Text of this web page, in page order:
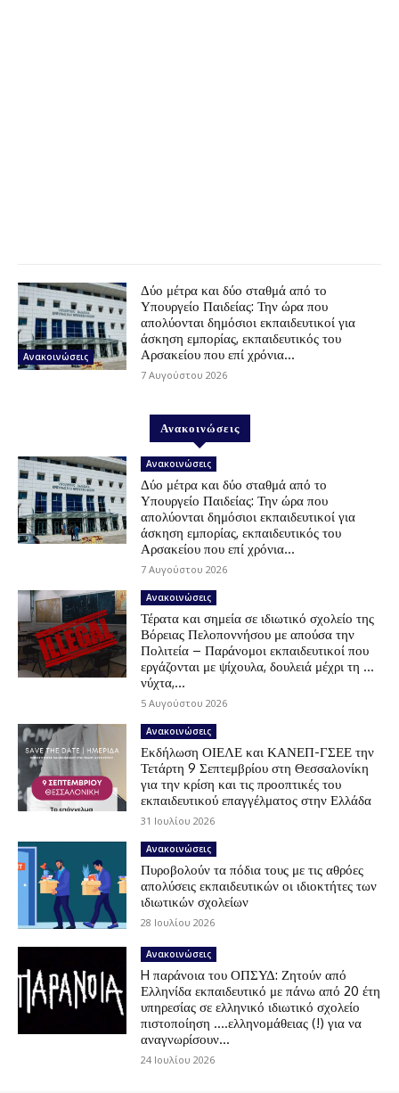
Ανακοινώσεις
Δύο μέτρα και δύο σταθμά από το
Υπουργείο Παιδείας: Την ώρα που
απολύονται δημόσιοι εκπαιδευτικοί για
άσκηση εμπορίας, εκπαιδευτικός του
Αρσακείου που επί χρόνια...
7 Αυγούστου 2026
Ανακοινώσεις
Ανακοινώσεις
Δύο μέτρα και δύο σταθμά από το
Υπουργείο Παιδείας: Την ώρα που
απολύονται δημόσιοι εκπαιδευτικοί για
άσκηση εμπορίας, εκπαιδευτικός του
Αρσακείου που επί χρόνια...
7 Αυγούστου 2026
Ανακοινώσεις
Τέρατα και σημεία σε ιδιωτικό σχολείο της
Βόρειας Πελοποννήσου με απούσα την
Πολιτεία – Παράνομοι εκπαιδευτικοί που
εργάζονται με ψίχουλα, δουλειά μέχρι τη …
νύχτα,...
5 Αυγούστου 2026
Ανακοινώσεις
Εκδήλωση ΟΙΕΛΕ και ΚΑΝΕΠ-ΓΣΕΕ την
Τετάρτη 9 Σεπτεμβρίου στη Θεσσαλονίκη
για την κρίση και τις προοπτικές του
εκπαιδευτικού επαγγέλματος στην Ελλάδα
31 Ιουλίου 2026
Ανακοινώσεις
Πυροβολούν τα πόδια τους με τις αθρόες
απολύσεις εκπαιδευτικών οι ιδιοκτήτες των
ιδιωτικών σχολείων
28 Ιουλίου 2026
Ανακοινώσεις
H παράνοια του ΟΠΣΥΔ: Ζητούν από
Ελληνίδα εκπαιδευτικό με πάνω από 20 έτη
υπηρεσίας σε ελληνικό ιδιωτικό σχολείο
πιστοποίηση ….ελληνομάθειας (!) για να
αναγνωρίσουν...
24 Ιουλίου 2026